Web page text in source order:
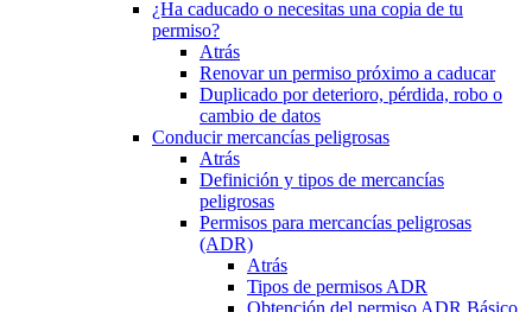
¿Ha caducado o necesitas una copia de tu
permiso?
Atrás
Renovar un permiso próximo a caducar
Duplicado por deterioro, pérdida, robo o
cambio de datos
Conducir mercancías peligrosas
Atrás
Definición y tipos de mercancías
peligrosas
Permisos para mercancías peligrosas
(ADR)
Atrás
Tipos de permisos ADR